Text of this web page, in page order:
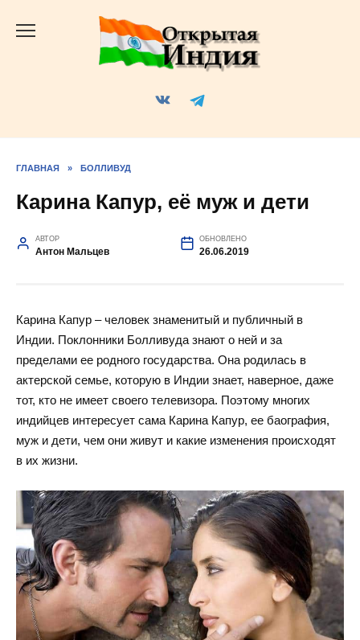
ГЛАВНАЯ » БОЛЛИВУД
Карина Капур, её муж и дети
АВТОР
Антон Мальцев
ОБНОВЛЕНО
26.06.2019
Карина Капур – человек знаменитый и публичный в
Индии. Поклонники Болливуда знают о ней и за
пределами ее родного государства. Она родилась в
актерской семье, которую в Индии знает, наверное, даже
тот, кто не имеет своего телевизора. Поэтому многих
индийцев интересует сама Карина Капур, ее баография,
муж и дети, чем они живут и какие изменения происходят
в их жизни.